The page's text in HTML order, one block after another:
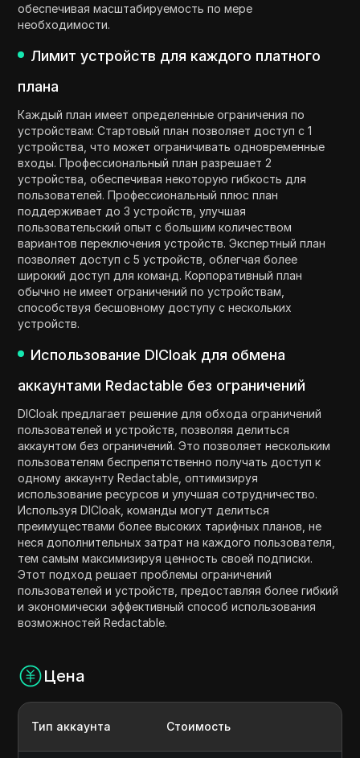
обеспечивая масштабируемость по мере
необходимости.
Лимит устройств для каждого платного
плана
Каждый план имеет определенные ограничения по
устройствам: Стартовый план позволяет доступ с 1
устройства, что может ограничивать одновременные
входы. Профессиональный план разрешает 2
устройства, обеспечивая некоторую гибкость для
пользователей. Профессиональный плюс план
поддерживает до 3 устройств, улучшая
пользовательский опыт с большим количеством
вариантов переключения устройств. Экспертный план
позволяет доступ с 5 устройств, облегчая более
широкий доступ для команд. Корпоративный план
обычно не имеет ограничений по устройствам,
способствуя бесшовному доступу с нескольких
устройств.
Использование DICloak для обмена
аккаунтами Redactable без ограничений
DICloak предлагает решение для обхода ограничений
пользователей и устройств, позволяя делиться
аккаунтом без ограничений. Это позволяет нескольким
пользователям беспрепятственно получать доступ к
одному аккаунту Redactable, оптимизируя
использование ресурсов и улучшая сотрудничество.
Используя DICloak, команды могут делиться
преимуществами более высоких тарифных планов, не
неся дополнительных затрат на каждого пользователя,
тем самым максимизируя ценность своей подписки.
Этот подход решает проблемы ограничений
пользователей и устройств, предоставляя более гибкий
и экономически эффективный способ использования
возможностей Redactable.
Цена
Тип аккаунта Стоимость